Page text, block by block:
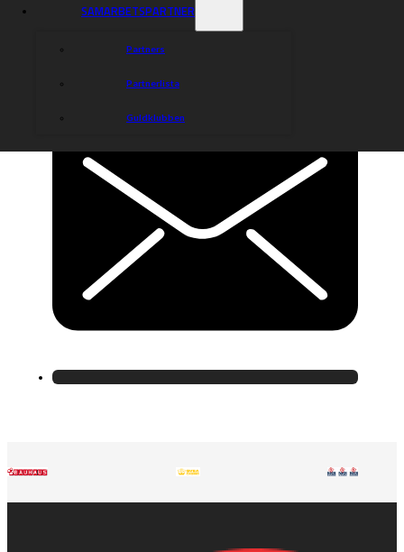
SAMARBETSPARTNER
Partners
Partnerlista
Guldklubben